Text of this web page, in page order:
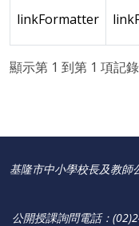
linkFormatter
顯示第 1 到第 1 項記
基隆市中小學校長及教師
公開授課詢問電話：